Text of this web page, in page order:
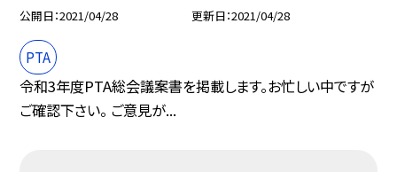
公開日 2021/04/28 更新日 2021/04/28
PTA
令和3年度PTA総会議案書を掲載します。お忙しい中ですが
ご確認下さい。 ご意見が...